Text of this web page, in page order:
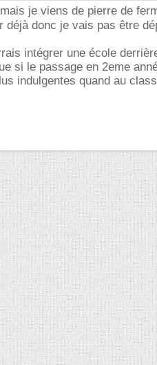
je viens de pierre de
déjà donc je vais pas être
intégrer une école
si le passage en 2eme
indulgentes quand au